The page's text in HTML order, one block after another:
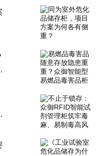
）应当依法取得建设
筑施工企业安全生
围内承揽建筑起重
用单位和安装单
承包单位应当与
装、拆卸工程安全